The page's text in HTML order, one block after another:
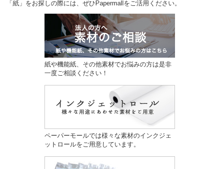
「紙」をお探しの際には、ぜひPapermallをご活用ください。
紙や機能紙、その他素材でお悩みの方は是非
一度ご相談ください！
ペーパーモールでは様々な素材のインクジェ
ットロールをご用意しています。